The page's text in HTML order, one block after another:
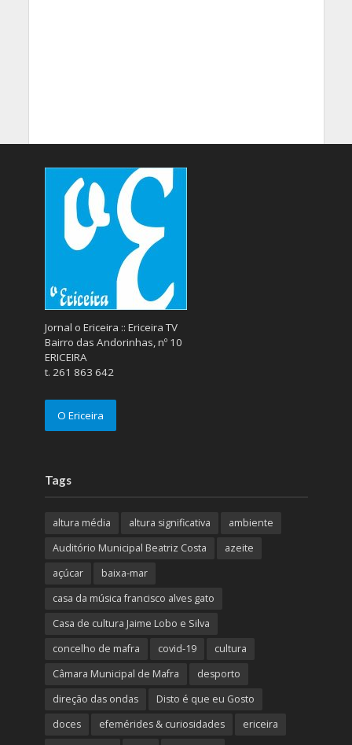
Jornal o Ericeira :: Ericeira TV
Bairro das Andorinhas, nº 10
ERICEIRA
t. 261 863 642
O Ericeira
Tags
altura média altura significativa
ambiente
Auditório Municipal Beatriz Costa
azeite
açúcar
baixa-mar
casa da música francisco alves gato
Casa de cultura Jaime Lobo e Silva
concelho de mafra
covid-19
cultura
Câmara Municipal de Mafra
desporto
direção das ondas
Disto é que eu Gosto
doces
efemérides & curiosidades
ericeira